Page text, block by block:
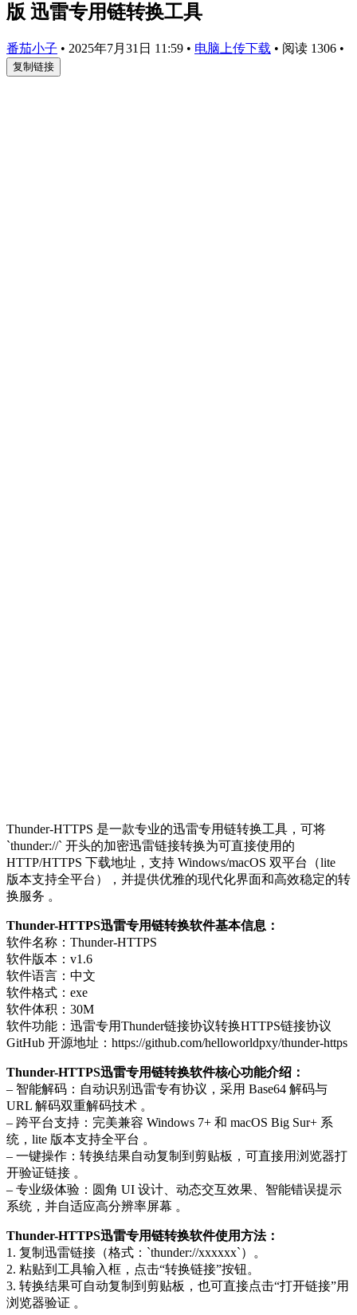
版 迅雷专用链转换工具
番茄小子 • 2025年7月31日 11:59 • 电脑上传下载 • 阅读 1306 •
复制链接
Thunder-HTTPS 是一款专业的迅雷专用链转换工具，可将
`thunder://` 开头的加密迅雷链接转换为可直接使用的
HTTP/HTTPS 下载地址，支持 Windows/macOS 双平台（lite
版本支持全平台），并提供优雅的现代化界面和高效稳定的转
换服务 。
Thunder-HTTPS迅雷专用链转换软件基本信息：
软件名称：Thunder-HTTPS
软件版本：v1.6
软件语言：中文
软件格式：exe
软件体积：30M
软件功能：迅雷专用Thunder链接协议转换HTTPS链接协议
GitHub 开源地址：https://github.com/helloworldpxy/thunder-https
Thunder-HTTPS迅雷专用链转换软件核心功能介绍：
– 智能解码：自动识别迅雷专有协议，采用 Base64 解码与
URL 解码双重解码技术 。
– 跨平台支持：完美兼容 Windows 7+ 和 macOS Big Sur+ 系
统，lite 版本支持全平台 。
– 一键操作：转换结果自动复制到剪贴板，可直接用浏览器打
开验证链接 。
– 专业级体验：圆角 UI 设计、动态交互效果、智能错误提示
系统，并自适应高分辨率屏幕 。
Thunder-HTTPS迅雷专用链转换软件使用方法：
1. 复制迅雷链接（格式：`thunder://xxxxxx`）。
2. 粘贴到工具输入框，点击“转换链接”按钮。
3. 转换结果可自动复制到剪贴板，也可直接点击“打开链接”用
浏览器验证 。